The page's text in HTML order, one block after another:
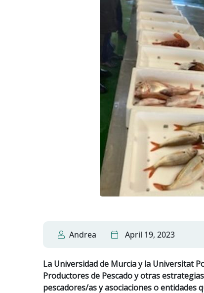
Andrea April 19, 2023
La Universidad de Murcia y la Universitat
Productores de Pescado y otras
pescadores/as y asociaciones o entidades